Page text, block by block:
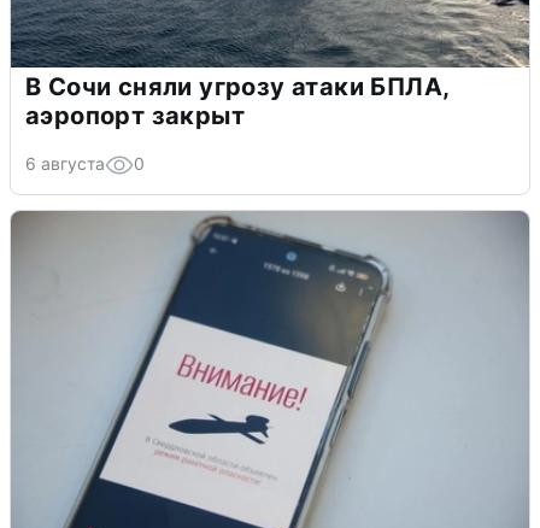
В Сочи сняли угрозу атаки БПЛА,
аэропорт закрыт
6 августа 0